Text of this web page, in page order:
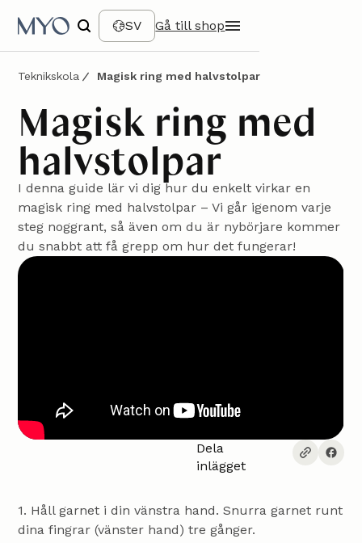
SV Gå till shop
Teknikskola Magisk ring med halvstolpar
Magisk ring med
halvstolpar
I denna guide lär vi dig hur du enkelt virkar en
magisk ring med halvstolpar – Vi går igenom varje
steg noggrant, så även om du är nybörjare kommer
du snabbt att få grepp om hur det fungerar!
Dela
inlägget
1. Håll garnet i din vänstra hand. Snurra garnet runt
dina fingrar (vänster hand) tre gånger.